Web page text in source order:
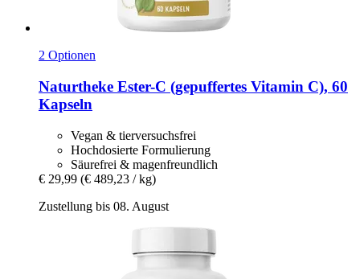
2 Optionen
Naturtheke Ester-​C (gepuffertes Vitamin C), 60
Kapseln
Vegan & tierversuchsfrei
Hochdosierte Formulierung
Säurefrei & magenfreundlich
€ 29,99 (€ 489,23 / kg)
Zustellung bis 08. August